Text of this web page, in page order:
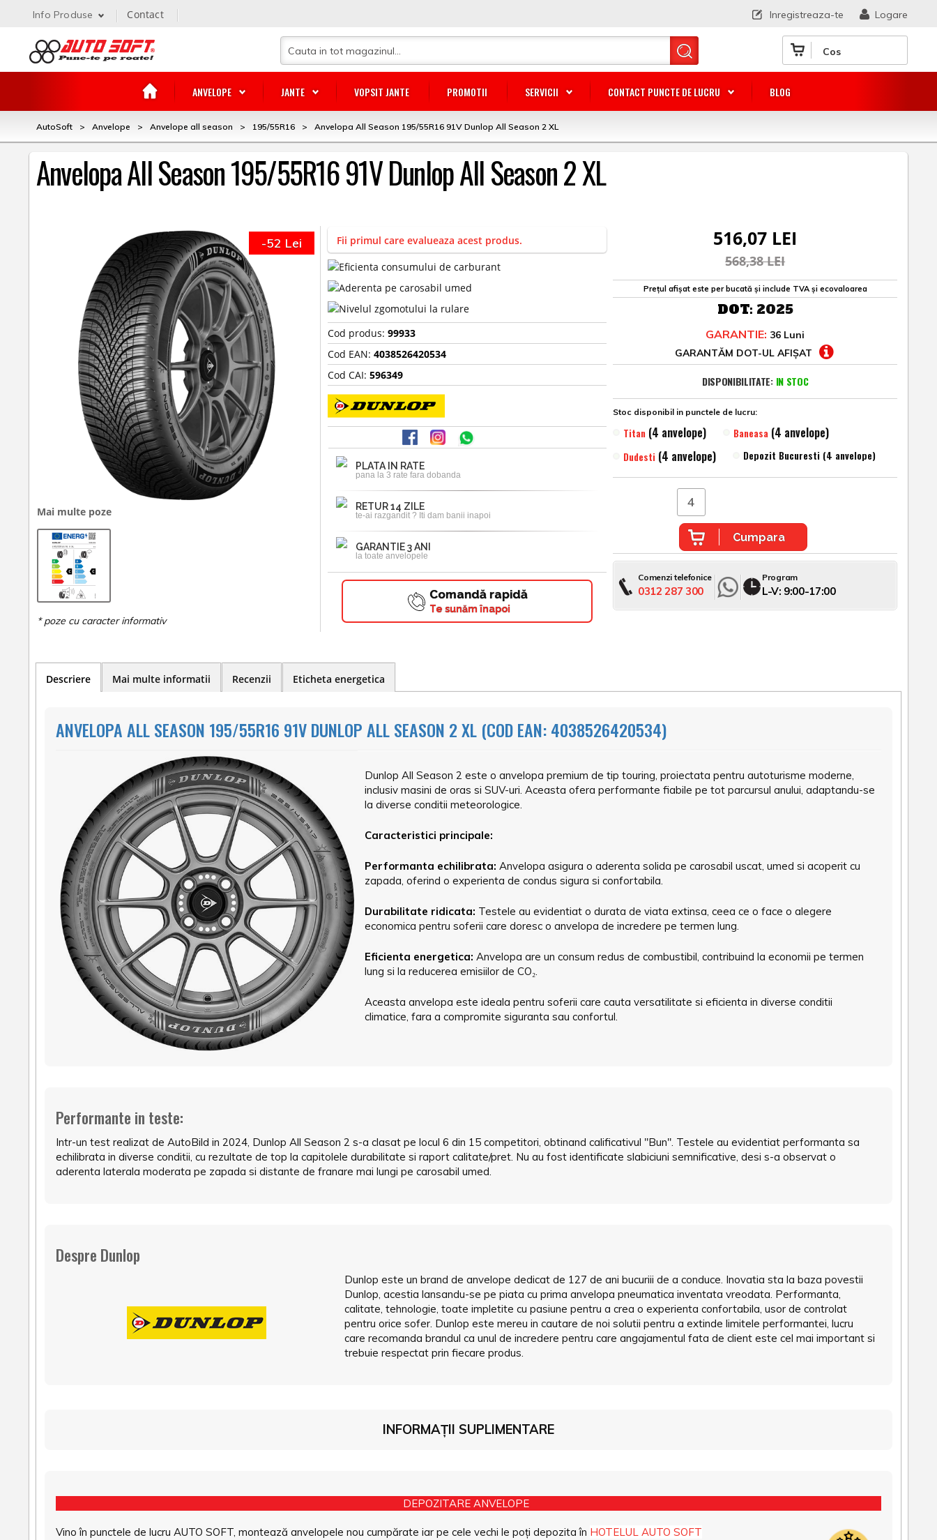
Cos
ANVELOPE JANTE VOPSIT JANTE PROMOTII SERVICII CONTACT PUNCTE DE LUCRU BLOG
Logare
Inregistreaza-te
Info Produse Contact
AutoSoft > Anvelope > Anvelope all season > 195/55R16 > Anvelopa All Season 195/55R16 91V Dunlop All Season 2 XL
Anvelopa All Season 195/55R16 91V Dunlop All Season 2 XL
Mai multe poze
-52 Lei Fii primul care evalueaza acest produs.
Cod produs:99933
Cod EAN:4038526420534
Cod CAI:596349
PLATA IN RATE
pana la 3 rate fara dobanda
RETUR 14 ZILE
te-ai razgandit ? Iti dam banii inapoi
GARANTIE 3 ANI
la toate anvelopele
Comandă rapidă
Te sunăm înapoi
516,07 LEI
568,38 LEI
Prețul afișat este per bucată și include TVA și ecovaloarea
DOT: 2025
GARANTIE: 36 Luni
GARANTĂM DOT-UL AFIȘAT
DISPONIBILITATE: IN STOC
Stoc disponibil in punctele de lucru:
Titan (4 anvelope) Baneasa (4 anvelope)
Dudesti (4 anvelope) Depozit Bucuresti (4 anvelope)
Cumpara
Comenzi telefonice
0312 287 300
Program
L-V: 9:00-17:00
Descriere Mai multe informatii Recenzii Eticheta energetica
ANVELOPA ALL SEASON 195/55R16 91V DUNLOP ALL SEASON 2 XL (COD EAN: 4038526420534)
Dunlop All Season 2 este o anvelopa premium de tip touring, proiectata pentru autoturisme moderne,
inclusiv masini de oras si SUV-uri. Aceasta ofera performante fiabile pe tot parcursul anului, adaptandu-se
la diverse conditii meteorologice.
Caracteristici principale:
Performanta echilibrata:Anvelopa asigura o aderenta solida pe carosabil uscat, umed si acoperit cu
zapada, oferind o experienta de condus sigura si confortabila.
Durabilitate ridicata: Testele au evidentiat o durata de viata extinsa, ceea ce o face o alegere
economica pentru soferii care doresc o anvelopa de incredere pe termen lung.
Eficienta energetica: Anvelopa are un consum redus de combustibil, contribuind la economii pe termen
lung si la reducerea emisiilor de CO₂.
Aceasta anvelopa este ideala pentru soferii care cauta versatilitate si eficienta in diverse conditii
climatice, fara a compromite siguranta sau confortul.
Performante in teste:
Intr-un test realizat de AutoBild in 2024, Dunlop All Season 2 s-a clasat pe locul 6 din 15 competitori, obtinand calificativul "Bun". Testele au evidentiat performanta sa
echilibrata in diverse conditii, cu rezultate de top la capitolele durabilitate si raport calitate/pret. Nu au fost identificate slabiciuni semnificative, desi s-a observat o
aderenta laterala moderata pe zapada si distante de franare mai lungi pe carosabil umed.
Despre Dunlop
Dunlop este un brand de anvelope dedicat de 127 de ani bucuriii de a conduce. Inovatia sta la baza povestii
Dunlop, acestia lansandu-se pe piata cu prima anvelopa pneumatica inventata vreodata. Performanta,
calitate, tehnologie, toate impletite cu pasiune pentru a crea o experienta confortabila, usor de controlat
pentru orice sofer. Dunlop este mereu in cautare de noi solutii pentru a extinde limitele performantei, lucru
care recomanda brandul ca unul de incredere pentru care angajamentul fata de client este cel mai important si
trebuie respectat prin fiecare produs.
INFORMAȚII SUPLIMENTARE
DEPOZITARE ANVELOPE
Vino în punctele de lucru AUTO SOFT, montează anvelopele nou cumpărate iar pe cele vechi le poți depozita în HOTELUL AUTO SOFT